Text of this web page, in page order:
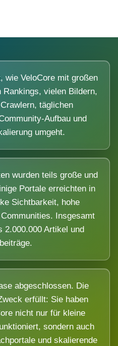
wie VeloCore mit großen
Rankings, vielen Bildern,
täglichen
Aufbau und
umgeht.
wurden teils große und
Portale erreichten in
Sichtbarkeit, hohe
Insgesamt
2.000.000 Artikel und
abgeschlossen. Die
erfüllt: Sie haben
nicht nur für kleine
sondern auch
und skalierende